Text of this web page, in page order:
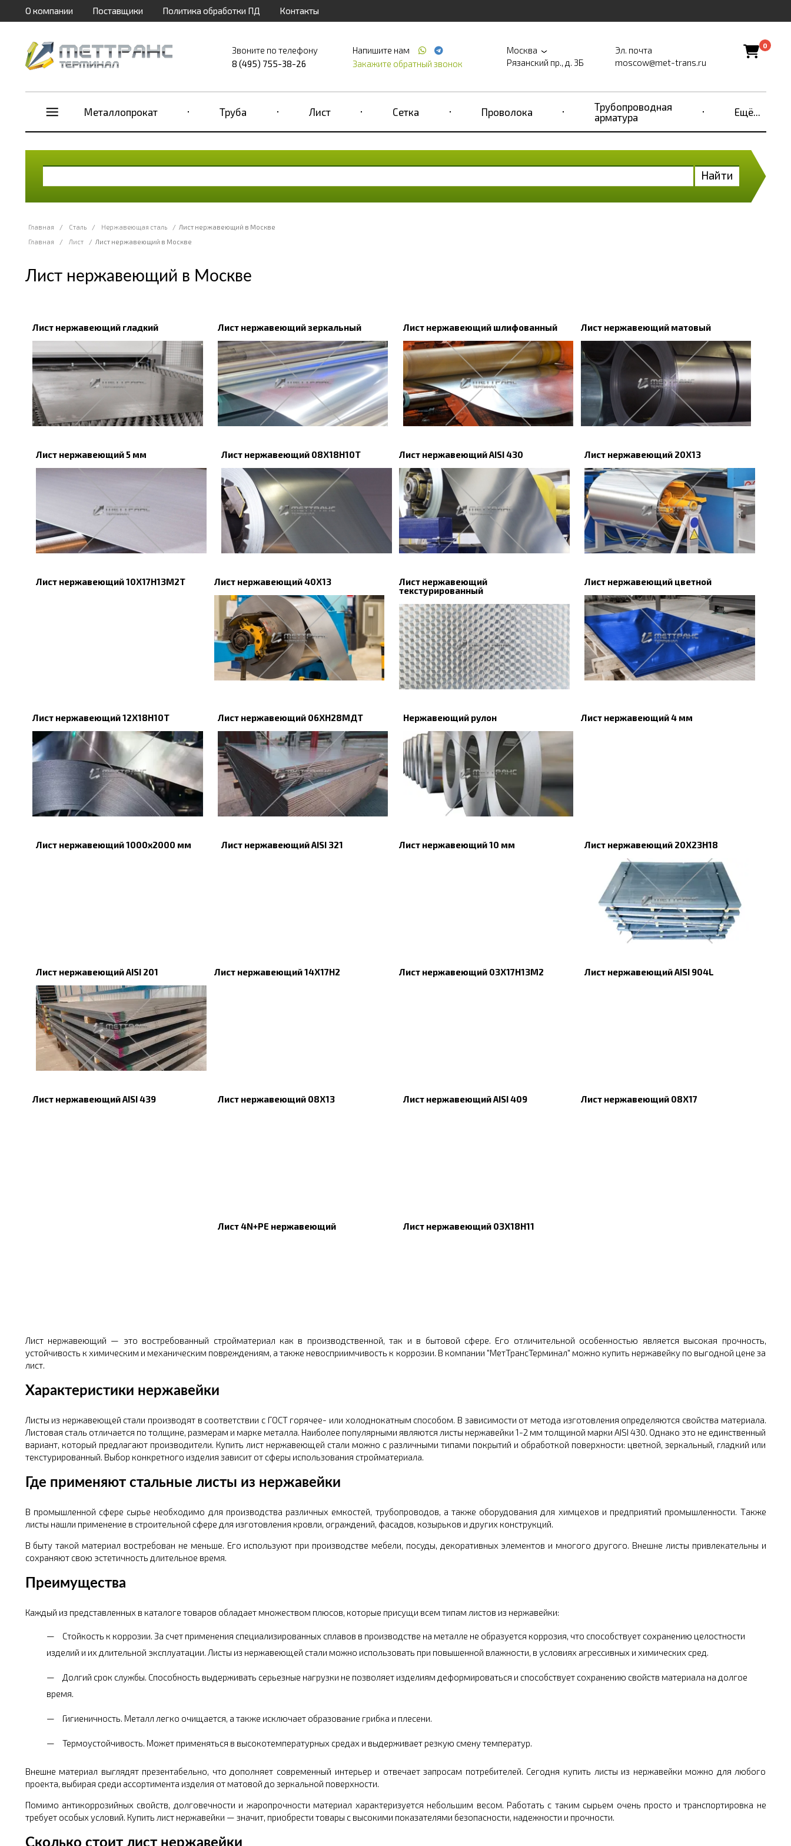
О компании Поставщики Политика обработки ПД Контакты
Звоните по телефону
8 (495) 755-38-26
Напишите нам
Закажите обратный звонок
Москва
Рязанский пр., д. 3Б
Эл. почта
moscow@met-trans.ru
0
Металлопрокат Труба Лист Сетка Проволока
Трубопроводная
арматура
Ещё...
Найти
Главная / Сталь / Нержавеющая сталь / Лист нержавеющий в Москве
Главная
/ Лист / Лист нержавеющий в Москве
Лист нержавеющий в Москве
Лист нержавеющий гладкий Лист нержавеющий зеркальный Лист нержавеющий шлифованный Лист нержавеющий матовый
Лист нержавеющий 5 мм Лист нержавеющий 08Х18Н10Т Лист нержавеющий AISI 430 Лист нержавеющий 20Х13
Лист нержавеющий 10Х17Н13М2Т Лист нержавеющий 40Х13
Лист нержавеющий
текстурированный
Лист нержавеющий цветной
Лист нержавеющий 12Х18Н10Т Лист нержавеющий 06ХН28МДТ Нержавеющий рулон Лист нержавеющий 4 мм
Лист нержавеющий 1000х2000 мм Лист нержавеющий AISI 321 Лист нержавеющий 10 мм Лист нержавеющий 20Х23Н18
Лист нержавеющий AISI 201 Лист нержавеющий 14Х17Н2 Лист нержавеющий 03Х17Н13М2 Лист нержавеющий AISI 904L
Лист нержавеющий AISI 439 Лист нержавеющий 08Х13 Лист нержавеющий AISI 409 Лист нержавеющий 08Х17
Лист 4N+PE нержавеющий Лист нержавеющий 03Х18Н11
Лист нержавеющий — это востребованный стройматериал как в производственной, так и в бытовой сфере. Его отличительной особенностью является высокая прочность,
устойчивость к химическим и механическим повреждениям, а также невосприимчивость к коррозии. В компании "МетТрансТерминал" можно купить нержавейку по выгодной цене за
лист.
Характеристики нержавейки
Листы из нержавеющей стали производят в соответствии с ГОСТ горячее- или холоднокатным способом. В зависимости от метода изготовления определяются свойства материала.
Листовая сталь отличается по толщине, размерам и марке металла. Наиболее популярными являются листы нержавейки 1-2 мм толщиной марки AISI 430. Однако это не единственный
вариант, который предлагают производители. Купить лист нержавеющей стали можно с различными типами покрытий и обработкой поверхности: цветной, зеркальный, гладкий или
текстурированный. Выбор конкретного изделия зависит от сферы использования стройматериала.
Где применяют стальные листы из нержавейки
В промышленной сфере сырье необходимо для производства различных емкостей, трубопроводов, а также оборудования для химцехов и предприятий промышленности. Также
листы нашли применение в строительной сфере для изготовления кровли, ограждений, фасадов, козырьков и других конструкций.
В быту такой материал востребован не меньше. Его используют при производстве мебели, посуды, декоративных элементов и многого другого. Внешне листы привлекательны и
сохраняют свою эстетичность длительное время.
Преимущества
Каждый из представленных в каталоге товаров обладает множеством плюсов, которые присущи всем типам листов из нержавейки:
Стойкость к коррозии. За счет применения специализированных сплавов в производстве на металле не образуется коррозия, что способствует сохранению целостности
изделий и их длительной эксплуатации. Листы из нержавеющей стали можно использовать при повышенной влажности, в условиях агрессивных и химических сред.
Долгий срок службы. Способность выдерживать серьезные нагрузки не позволяет изделиям деформироваться и способствует сохранению свойств материала на долгое
время.
Гигиеничность. Металл легко очищается, а также исключает образование грибка и плесени.
Термоустойчивость. Может применяться в высокотемпературных средах и выдерживает резкую смену температур.
Внешне материал выглядят презентабельно, что дополняет современный интерьер и отвечает запросам потребителей. Сегодня купить листы из нержавейки можно для любого
проекта, выбирая среди ассортимента изделия от матовой до зеркальной поверхности.
Помимо антикоррозийных свойств, долговечности и жаропрочности материал характеризуется небольшим весом. Работать с таким сырьем очень просто и транспортировка не
требует особых условий. Купить лист нержавейки — значит, приобрести товары с высокими показателями безопасности, надежности и прочности.
Сколько стоит лист нержавейки